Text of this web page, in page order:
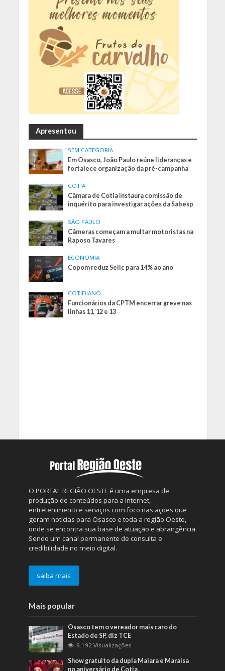
Apresentou
SEM CATEGORIA
Em Osasco, João Paulo reúne lideranças e
fortalece organização da pré-campanha
COTIA
Câmara de Cotia instaura comissão de
inquérito para investigar ações da Sabesp
SÃO PAULO
Câmeras começam a multar motoristas na
Raposo Tavares
ECONOMIA
Copom reduz Selic para 14% ao ano
COTIDIANO
Funcionários da CPTM encerrar greve nas
linhas 11, 12 e 13
O PORTAL REGIÃO OESTE é uma empresa de
produção de conteúdos para a internet,
entretenimento e serviços com foco nas ações que
geram notícias para Osasco e toda a região Oeste,
onde se encontra sua base de atuação e abrangência.
Sendo um canal permanente de consulta e
credibilidade no meio digital.
saiba mais
Mais popular
Osasco tem o vereador mais caro do
Estado de SP, diz TCE
9.192 Visualizações
Show gratuito da dupla Maiara e Maraisa
no aniversário de Cotia